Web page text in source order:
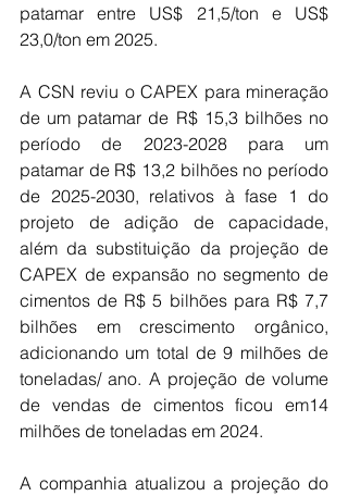
patamar entre US$ 21,5/ton e US$
23,0/ton em 2025.
A CSN reviu o CAPEX para mineração
de um patamar de R$ 15,3 bilhões no
período de 2023-2028 para um
patamar de R$ 13,2 bilhões no período
de 2025-2030, relativos à fase 1 do
projeto de adição de capacidade,
além da substituição da projeção de
CAPEX de expansão no segmento de
cimentos de R$ 5 bilhões para R$ 7,7
bilhões em crescimento orgânico,
adicionando um total de 9 milhões de
toneladas/ ano. A projeção de volume
de vendas de cimentos ficou em14
milhões de toneladas em 2024.
A companhia atualizou a projeção do